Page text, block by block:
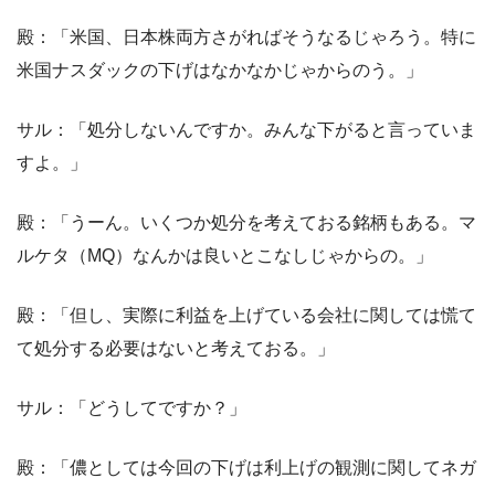
殿：「米国、日本株両方さがればそうなるじゃろう。特に
米国ナスダックの下げはなかなかじゃからのう。」
サル：「処分しないんですか。みんな下がると言っていま
すよ。」
殿：「うーん。いくつか処分を考えておる銘柄もある。マ
ルケタ（MQ）なんかは良いとこなしじゃからの。」
殿：「但し、実際に利益を上げている会社に関しては慌て
て処分する必要はないと考えておる。」
サル：「どうしてですか？」
殿：「儂としては今回の下げは利上げの観測に関してネガ